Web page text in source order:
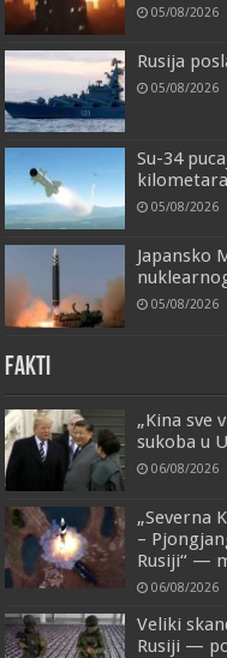
05/08/2026
Rusija
05/08/2026
Su-34
05/08/2026
Japansko
05/08/2026
FAKTI
„Kina sve
sukoba u
06/08/2026
„Severna
–
Rusiji“ —
06/08/2026
Veliki
Rusiji —